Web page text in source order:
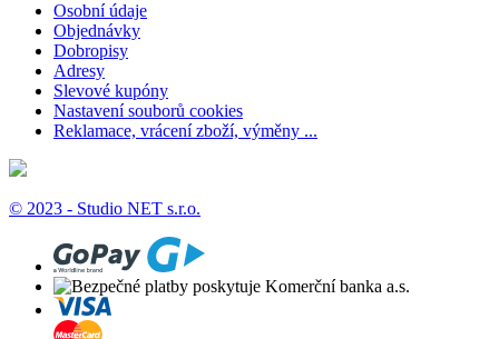
Osobní údaje
Objednávky
Dobropisy
Adresy
Slevové kupóny
Nastavení souborů cookies
Reklamace, vrácení zboží, výměny ...
© 2023 - Studio NET s.r.o.